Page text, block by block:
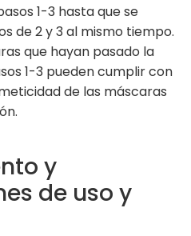
1-3 hasta que se
de 2 y 3 al mismo tiempo.
que hayan pasado la
1-3 pueden cumplir con
de las máscaras
y
de uso y